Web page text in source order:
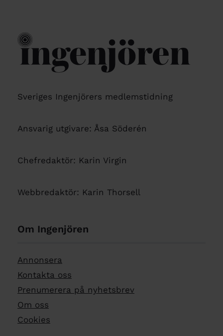
Sveriges Ingenjörers medlemstidning
Ansvarig utgivare: Åsa Söderén
Chefredaktör: Karin Virgin
Webbredaktör: Karin Thorsell
Om Ingenjören
Annonsera
Kontakta oss
Prenumerera på nyhetsbrev
Om oss
Cookies